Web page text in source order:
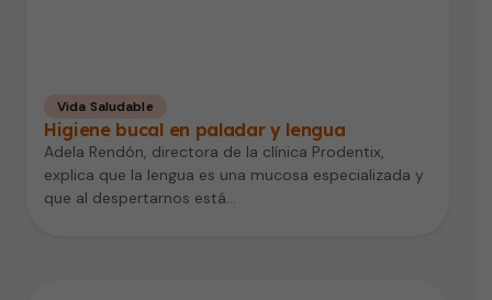
Vida Saludable
Higiene bucal en paladar y lengua
Adela Rendón, directora de la clínica Prodentix,
explica que la lengua es una mucosa especializada y
que al despertarnos está…